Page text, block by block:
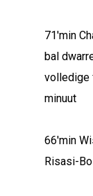
71'min
bal
volledige
minuut
66'min
Risasi-